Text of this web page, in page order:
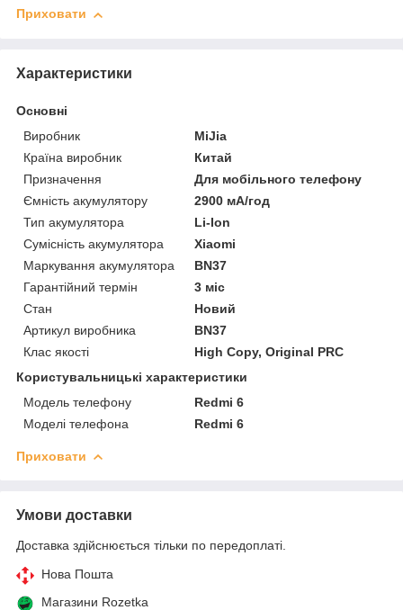
Приховати
Характеристики
Основні
Виробник
MiJia
Країна виробник
Китай
Призначення
Для мобільного телефону
Ємність акумулятору
2900 мА/год
Тип акумулятора
Li-Ion
Сумісність акумулятора
Xiaomi
Маркування акумулятора
BN37
Гарантійний термін
3 міс
Стан
Новий
Артикул виробника
BN37
Клас якості
High Copy, Original PRC
Користувальницькі характеристики
Модель телефону
Redmi 6
Моделі телефона
Redmi 6
Приховати
Умови доставки
Доставка здійснюється тільки по передоплаті.
Нова Пошта
Магазини Rozetka